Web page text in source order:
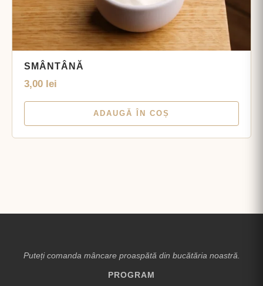
SMÂNTÂNĂ
3,00 lei
ADAUGĂ ÎN COȘ
Puteți comanda mâncare proaspătă din bucătăria noastră.
PROGRAM